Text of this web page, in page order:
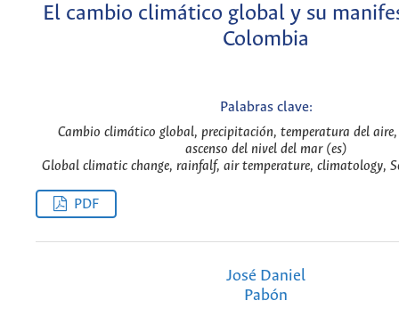
El cambio climático global y su
Colombia
Palabras clave:
Cambio climático global, precipitación, temperatura del
ascenso del nivel del mar (es)
Global climatic change, rainfalf, air temperature, climatology,
PDF
José Daniel
Pabón